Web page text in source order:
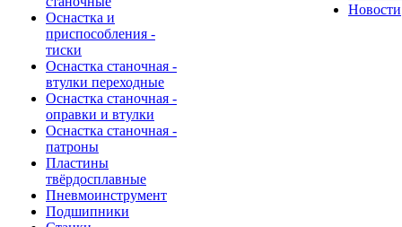
Оснастка и
приспособления -
тиски
Оснастка станочная -
втулки переходные
Оснастка станочная -
оправки и втулки
Оснастка станочная -
патроны
Пластины
твёрдосплавные
Пневмоинструмент
Подшипники
Новости